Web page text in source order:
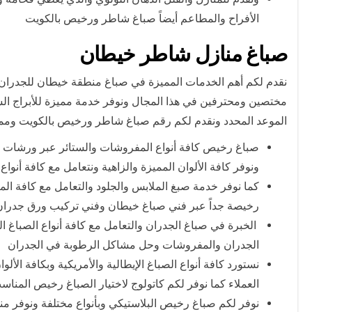
الأفراح والمطاعم أيضاً صباغ شاطر ورخيص بالكويت
صباغ منازل شاطر خيطان
نقدم لكم أهم الخدمات المميزة في صباغ منطقة خيطان
مختصين ومحترفين في هذا المجال ونوفر خدمة مميزة للأبراج
الموعد المحدد ونقدم لكم رقم صباغ شاطر ورخيص بالكويت
صباغ رخيص كافة أنواع المفروشات والستائر عبر ورشات
ونوفر كافة الألوان المميزة والزاهية ونتعامل مع كافة
كما نوفر خدمة صبغ الملابس والجلود والتعامل مع كافة
رخيصة جداً عبر فني صباغ خيطان وفني تركيب ورق
الخبرة في صباغ الجدران والتعامل مع كافة أنواع الصباغ
الجدران والمفروشات وحل مشاكل الرطوبة في الجدران
نستورد كافة أنواع الصباغ الإيطالية والأمريكية وبكافة
العملاء كما نوفر لكم كاتولوج لاختيار الصباغ رخيص
نوفر لكم صباغ رخيص البلاستيكي وبأنواع مختلفة ونوفر